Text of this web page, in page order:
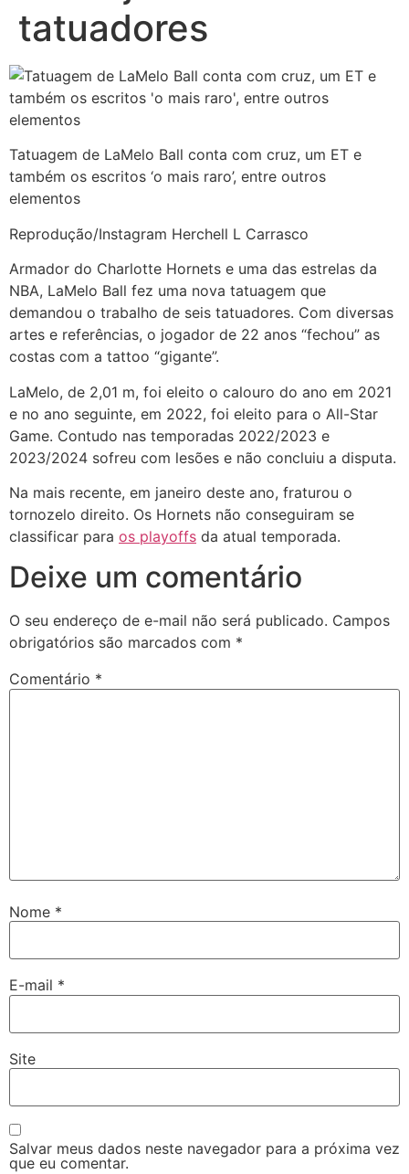
tatuadores
Tatuagem de LaMelo Ball conta com cruz, um ET e
também os escritos ‘o mais raro’, entre outros
elementos
Reprodução/Instagram Herchell L Carrasco
Armador do Charlotte Hornets e uma das estrelas da
NBA, LaMelo Ball fez uma nova tatuagem que
demandou o trabalho de seis tatuadores. Com diversas
artes e referências, o jogador de 22 anos “fechou” as
costas com a tattoo “gigante”.
LaMelo, de 2,01 m, foi eleito o calouro do ano em 2021
e no ano seguinte, em 2022, foi eleito para o All-Star
Game. Contudo nas temporadas 2022/2023 e
2023/2024 sofreu com lesões e não concluiu a disputa.
Na mais recente, em janeiro deste ano, fraturou o
tornozelo direito. Os Hornets não conseguiram se
classificar para os playoffs da atual temporada.
Deixe um comentário
O seu endereço de e-mail não será publicado. Campos
obrigatórios são marcados com *
Comentário *
Nome *
E-mail *
Site
Salvar meus dados neste navegador para a próxima vez
que eu comentar.